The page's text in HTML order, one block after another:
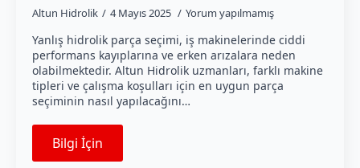
Altun Hidrolik 4 Mayıs 2025 Yorum yapılmamış
Yanlış hidrolik parça seçimi, iş makinelerinde ciddi
performans kayıplarına ve erken arızalara neden
olabilmektedir. Altun Hidrolik uzmanları, farklı makine
tipleri ve çalışma koşulları için en uygun parça
seçiminin nasıl yapılacağını…
Bilgi İçin